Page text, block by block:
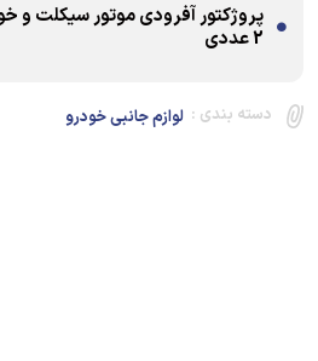
2 عددی
دسته بندی : لوازم جانبی خودرو